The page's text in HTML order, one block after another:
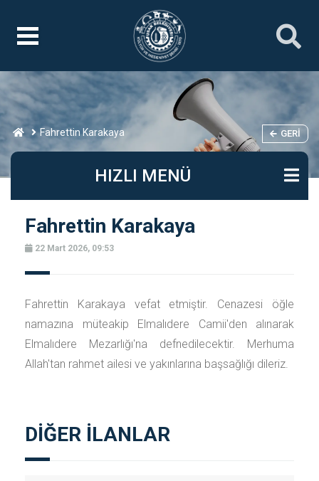
Fahrettin Karakaya GERI
HIZLI MENÜ
Fahrettin Karakaya
22 Mart 2026, 09:53
Fahrettin Karakaya vefat etmiştir. Cenazesi öğle
namazına müteakip Elmalıdere Camii'den alınarak
Elmalıdere Mezarlığı'na defnedilecektir. Merhuma
Allah'tan rahmet ailesi ve yakınlarına başsağlığı dileriz.
DİĞER İLANLAR